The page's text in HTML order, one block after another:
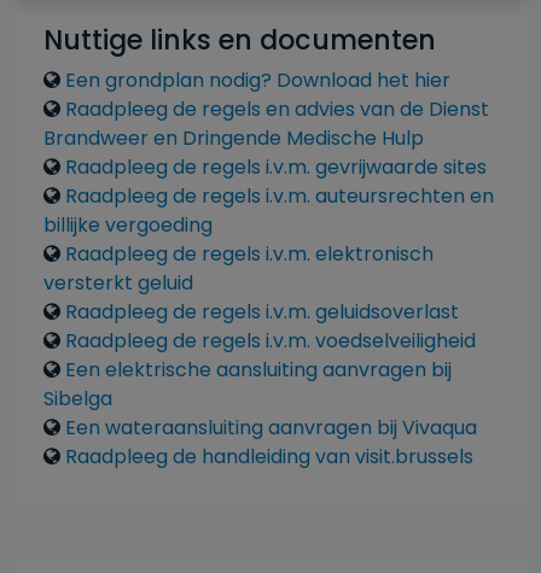
Nuttige links en documenten
LiensEen grondplan nodig? Download het hier
Raadpleeg de regels en advies van de Dienst
Brandweer en Dringende Medische Hulp
Raadpleeg de regels i.v.m. gevrijwaarde sites
Raadpleeg de regels i.v.m. auteursrechten en
billijke vergoeding
Raadpleeg de regels i.v.m. elektronisch
versterkt geluid
Raadpleeg de regels i.v.m. geluidsoverlast
Raadpleeg de regels i.v.m. voedselveiligheid
Een elektrische aansluiting aanvragen bij
Sibelga
Een wateraansluiting aanvragen bij Vivaqua
Raadpleeg de handleiding van visit.brussels